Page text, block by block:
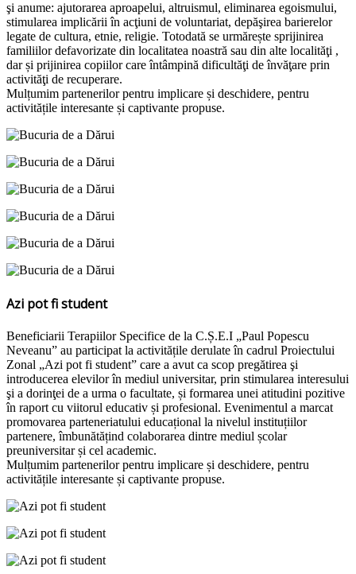
şi anume: ajutorarea aproapelui, altruismul, eliminarea egoismului,
stimularea implicării în acţiuni de voluntariat, depăşirea barierelor
legate de cultura, etnie, religie. Totodată se urmărește sprijinirea
familiilor defavorizate din localitatea noastră sau din alte localităţi ,
dar și prijinirea copiilor care întâmpină dificultăţi de învăţare prin
activităţi de recuperare.
Mulțumim partenerilor pentru implicare și deschidere, pentru
activitățile interesante și captivante propuse.
Azi pot fi student
Beneficiarii Terapiilor Specifice de la C.Ș.E.I „Paul Popescu
Neveanu” au participat la activitățile derulate în cadrul Proiectului
Zonal „Azi pot fi student” care a avut ca scop pregătirea şi
introducerea elevilor în mediul universitar, prin stimularea interesului
şi a dorinţei de a urma o facultate, și formarea unei atitudini pozitive
în raport cu viitorul educativ și profesional. Evenimentul a marcat
promovarea parteneriatului educațional la nivelul instituțiilor
partenere, îmbunătățind colaborarea dintre mediul școlar
preuniversitar și cel academic.
Mulțumim partenerilor pentru implicare și deschidere, pentru
activitățile interesante și captivante propuse.